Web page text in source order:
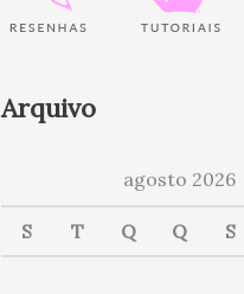
Arquivo
agosto 2026
S T Q Q S